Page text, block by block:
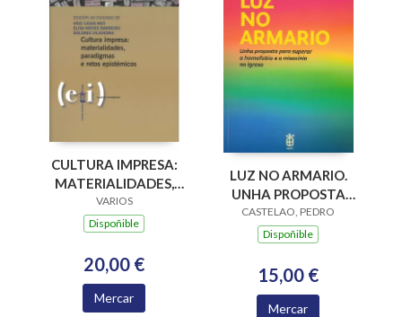
CULTURA IMPRESA:
MATERIALIDADES,
PARADIGMAS E
RETOS EPISTÉMICOS
VARIOS
Dispoñible
20,00 €
Mercar
LUZ NO ARMARIO.
UNHA PROPOSTA
PARA SUPERAR A
HOMOFOBIA E A
IGREXA
CASTELAO, PEDRO
Dispoñible
15,00 €
Mercar